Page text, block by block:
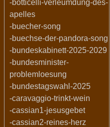
-botticelli-verleumdung-des-
apelles
-buecher-song
-buechse-der-pandora-song
-bundeskabinett-2025-2029
-bundesminister-
problemloesung
-bundestagswahl-2025
-caravaggio-trinkt-wein
-cassian1-jesusgebet
-cassian2-reines-herz